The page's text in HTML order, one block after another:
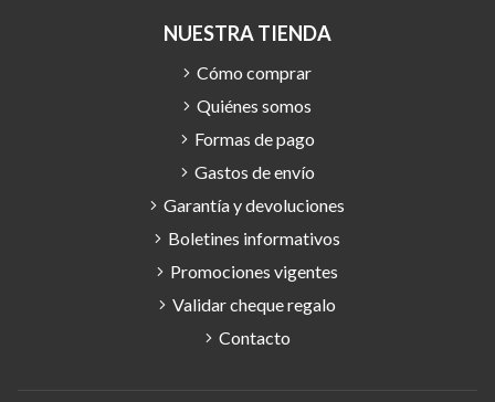
NUESTRA TIENDA
Cómo comprar
Quiénes somos
Formas de pago
Gastos de envío
Garantía y devoluciones
Boletines informativos
Promociones vigentes
Validar cheque regalo
Contacto